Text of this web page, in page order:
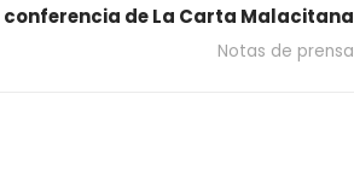
conferencia de La Carta Malacitana
Notas de prensa